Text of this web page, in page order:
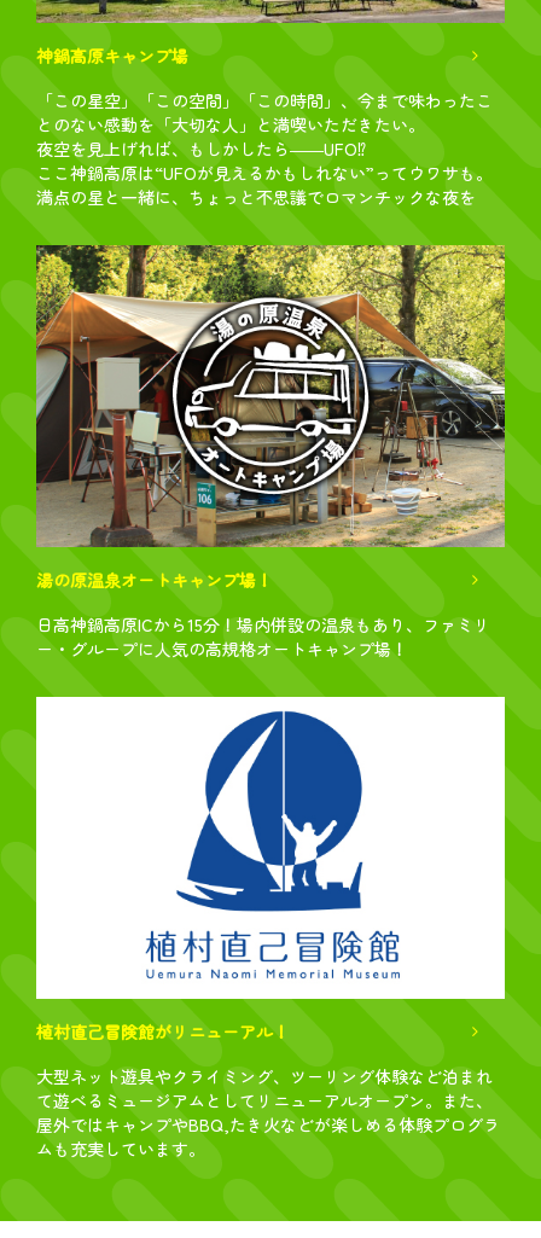
神鍋高原キャンプ場
「この星空」「この空間」「この時間」、今まで味わったこ
とのない感動を「大切な人」と満喫いただきたい。
夜空を見上げれば、もしかしたら――UFO⁉
ここ神鍋高原は“UFOが見えるかもしれない”ってウワサも。
満点の星と一緒に、ちょっと不思議でロマンチックな夜を
湯の原温泉オートキャンプ場！
日高神鍋高原ICから15分！場内併設の温泉もあり、ファミリ
ー・グループに人気の高規格オートキャンプ場！
植村直己冒険館がリニューアル！
大型ネット遊具やクライミング、​ツーリング体験など泊まれ
て遊べるミュージアムとしてリニューアルオープン。​また、
屋外ではキャンプやBBQ,たき火などが楽しめる体験プログラ
ムも充実しています。